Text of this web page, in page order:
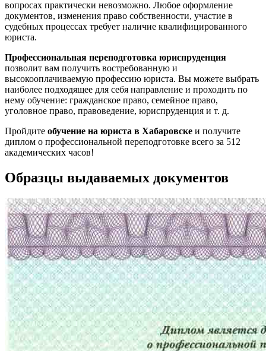
вопросах практически невозможно. Любое оформление
документов, изменения право собственности, участие в
судебных процессах требует наличие квалифицированного
юриста.
Профессиональная переподготовка юриспруденция
позволит вам получить востребованную и
высокооплачиваемую профессию юриста. Вы можете выбрать
наиболее подходящее для себя направление и проходить по
нему обучение: гражданское право, семейное право,
уголовное право, правоведение, юриспруденция и т. д.
Пройдите обучение на юриста в Хабаровске и получите
диплом о профессиональной переподготовке всего за 512
академических часов!
Образцы выдаваемых документов